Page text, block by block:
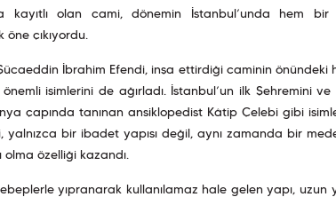
kayıtlı olan cami, dönemin İstanbul’unda hem
çıkıyordu.
İbrahim Efendi, inşa ettirdiği caminin önündeki
isimlerini de ağırladı. İstanbul’un ilk Şehremini ve
çapında tanınan ansiklopedist Kâtip Çelebi gibi
yalnızca bir ibadet yapısı değil, aynı zamanda bir
olma özelliği kazandı.
yıpranarak kullanılamaz hale gelen yapı,